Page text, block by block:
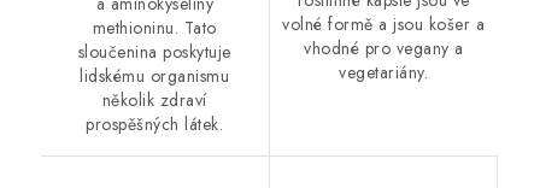
methioninu. Tato
sloučenina poskytuje
lidskému organismu
několik zdraví
prospěšných látek.
volné formě a jsou košer a
vhodné pro vegany a
vegetariány.